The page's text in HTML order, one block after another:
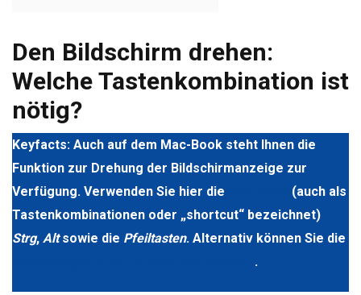
Den Bildschirm drehen:
Welche Tastenkombination ist
nötig?
Keyfacts: Auch auf dem Mac-Book steht Ihnen die
Funktion zur Drehung der Bildschirmanzeige zur
Verfügung. Verwenden Sie hier die
(auch als
Tastenkombinationen oder „shortcut“ bezeichnet)
Strg, Altsowie die Pfeiltasten. Alternativ können Sie die
.